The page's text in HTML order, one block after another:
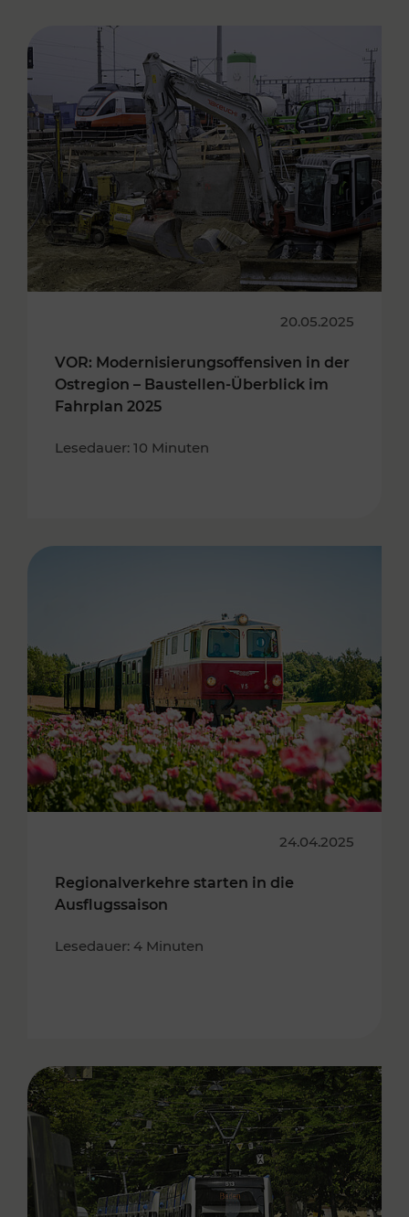
20.05.2025
VOR: Modernisierungsoffensiven in der
Ostregion – Baustellen-Überblick im
Fahrplan 2025
Lesedauer: 10 Minuten
24.04.2025
Regionalverkehre starten in die
Ausflugssaison
Lesedauer: 4 Minuten